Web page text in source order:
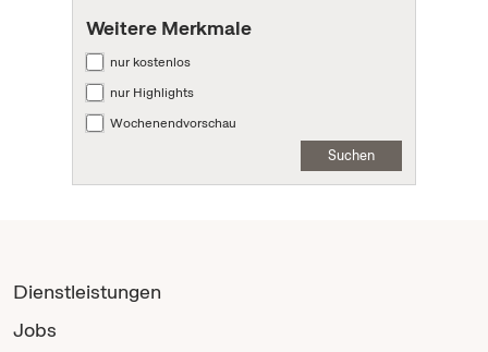
Weitere Merkmale
nur kostenlos
nur Highlights
Wochenendvorschau
Suchen
Dienstleistungen
Jobs